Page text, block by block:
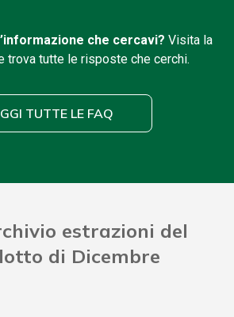
che cercavi? Visita la
trova tutte le risposte che cerchi.
TUTTE LE FAQ
estrazioni del
di Dicembre